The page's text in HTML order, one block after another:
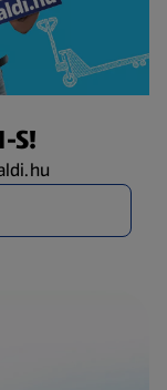
S!